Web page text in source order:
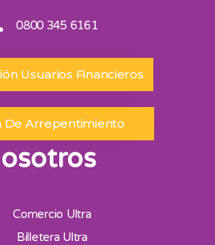
0800 345 6161
Usuarios Financieros
De Arrepentimiento
Comercio Ultra
Billetera Ultra